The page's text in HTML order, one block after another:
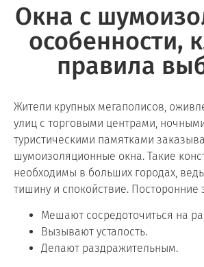
Окна с
особенности,
правила
Жители крупных мегаполисов,
улиц с торговыми центрами,
туристическими памятками
шумоизоляционные окна. Такие
необходимы в больших городах,
тишину и спокойствие. Посторонние
Мешают сосредоточиться на
Вызывают усталость.
Делают раздражительным.